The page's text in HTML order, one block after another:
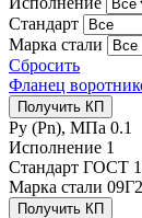
Стандарт
Марка стали
Сбросить
Фланец
Получить КП
Ру (Рn), МПа 0.1
Исполнение 1
Стандарт ГОСТ
Марка стали
Получить КП